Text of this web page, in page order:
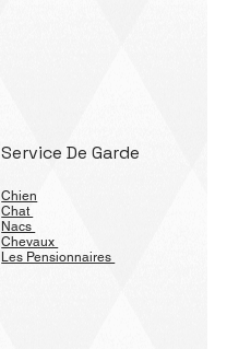
Service De Garde
Chien
Chat
Nacs
Chevaux
Les Pensionnaires